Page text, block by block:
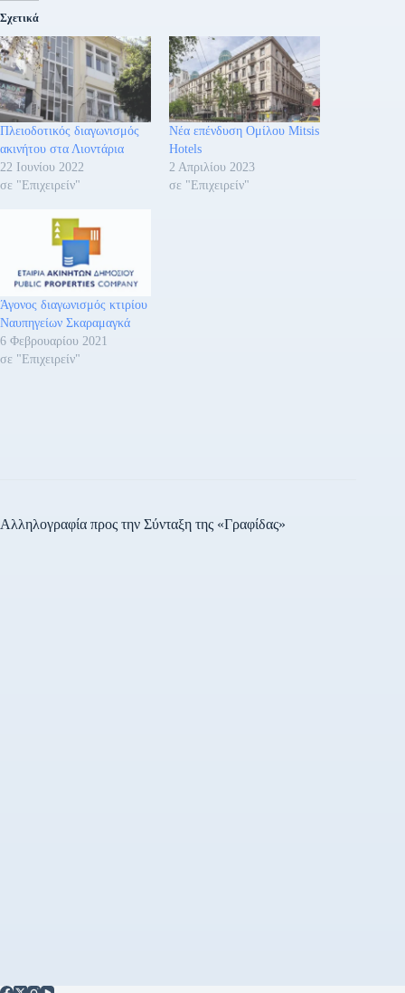
Σχετικά
Πλειοδοτικός διαγωνισμός
ακινήτου στα Λιοντάρια
22 Ιουνίου 2022
σε "Επιχειρείν"
Νέα επένδυση Ομίλου Mitsis
Hotels
2 Απριλίου 2023
σε "Επιχειρείν"
Άγονος διαγωνισμός κτιρίου
Ναυπηγείων Σκαραμαγκά
6 Φεβρουαρίου 2021
σε "Επιχειρείν"
Αλληλογραφία προς την Σύνταξη της «Γραφίδας»